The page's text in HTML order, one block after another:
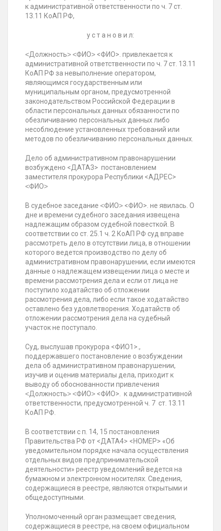
к административной ответственности по ч. 7 ст.
13.11 КоАП РФ,
у с т а н о в и л:
˂Должность˃ ˂ФИО˃ <ФИО>. привлекается к
административной ответственности по ч. 7 ст. 13.11
КоАП РФ за невыполнение оператором,
являющимся государственным или
муниципальным органом, предусмотренной
законодательством Российской Федерации в
области персональных данных обязанности по
обезличиванию персональных данных либо
несоблюдение установленных требований или
методов по обезличиванию персональных данных.
Дело об административном правонарушении
возбуждено <ДАТА3> постановлением
заместителя прокурора Республики <АДРЕС>
˂ФИО˃
В судебное заседание ˂ФИО˃ <ФИО>. не явилась. О
дне и времени судебного заседания извещена
надлежащим образом судебной повесткой. В
соответствии со ст. 25.1 ч. 2 КоАП РФ суд вправе
рассмотреть дело в отсутствии лица, в отношении
которого ведется производство по делу об
административном правонарушении, если имеются
данные о надлежащем извещении лица о месте и
времени рассмотрения дела и если от лица не
поступило ходатайство об отложении
рассмотрения дела, либо если такое ходатайство
оставлено без удовлетворения. Ходатайств об
отложении рассмотрения дела на судебный
участок не поступало.
Суд, выслушав прокурора <ФИО1>.,
поддержавшего постановление о возбуждении
дела об административном правонарушении,
изучив и оценив материалы дела, приходит к
выводу об обоснованности привлечения
˂Должность˃ ˂ФИО˃ <ФИО>. к административной
ответственности, предусмотренной ч. 7 ст. 13.11
КоАП РФ.
В соответствии с п. 14, 15 постановления
Правительства РФ от <ДАТА4> <НОМЕР> «Об
уведомительном порядке начала осуществления
отдельных видов предпринимательской
деятельности» реестр уведомлений ведется на
бумажном и электронном носителях. Сведения,
содержащиеся в реестре, являются открытыми и
общедоступными.
Уполномоченный орган размещает сведения,
содержащиеся в реестре, на своем официальном